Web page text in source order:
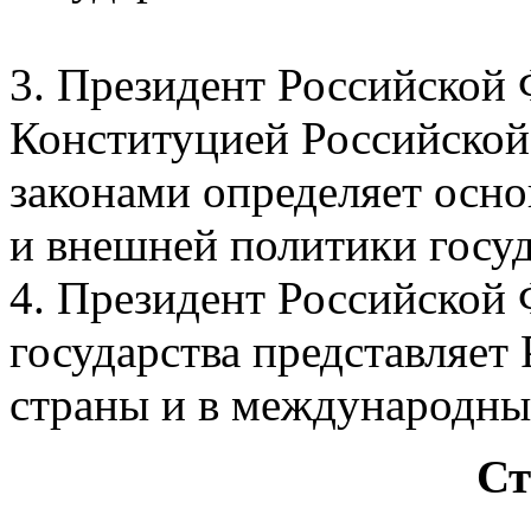
3. Президент Российской
Конституцией
законами определяет
и внешней политики
4. Президент Российской
государства
страны и в